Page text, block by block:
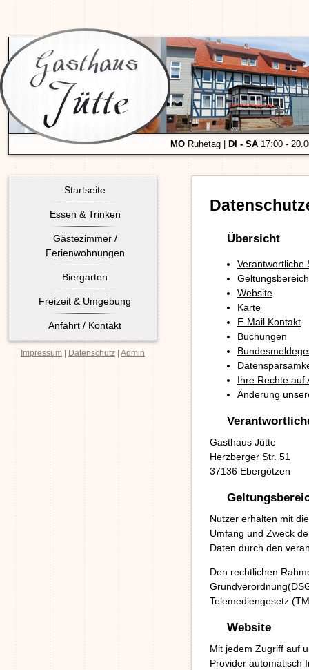
MO Ruhetag | DI - SA 17:00 -
Startseite
Essen & Trinken
Gästezimmer /
Ferienwohnungen
Biergarten
Freizeit & Umgebung
Anfahrt / Kontakt
Impressum Datenschutz |Admin
Übersicht
Verantwortliche
Geltungsbereich
Website
Karte
E-Mail Kontakt
Buchungen
Ihre Rechte auf
Änderung
Gasthaus Jütte
Herzberger Str. 51
37136 Ebergötzen
Nutzer erhalten mit
Umfang und Zweck
Daten durch den
Den rechtlichen
Telemediengesetz
Website
Mit jedem Zugriff auf
Provider automatisch